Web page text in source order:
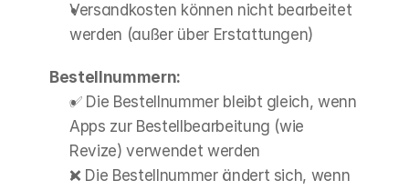
Versandkosten können nicht bearbeitet
werden (außer über Erstattungen)
Bestellnummern:
✅ Die Bestellnummer bleibt gleich, wenn
Apps zur Bestellbearbeitung (wie
Revize) verwendet werden
❌ Die Bestellnummer ändert sich, wenn